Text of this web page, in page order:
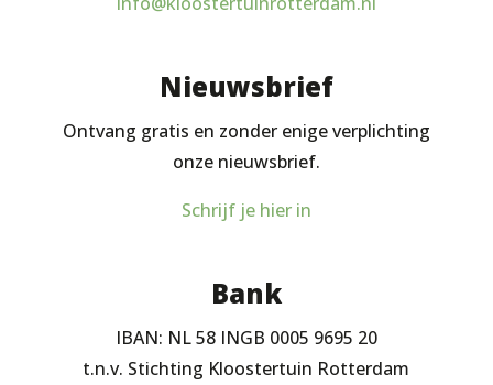
Nieuwsbrief
Ontvang gratis en zonder enige verplichting
onze nieuwsbrief.
Schrijf je hier in
Bank
IBAN: NL 58 INGB 0005 9695 20
t.n.v. Stichting Kloostertuin Rotterdam